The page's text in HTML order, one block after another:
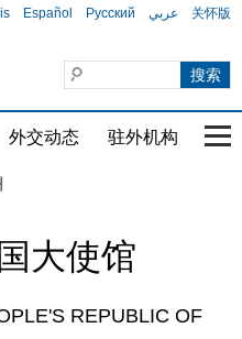
Español Русский عربي 关怀版
外交动态 驻外机构 国
大使馆
REPUBLIC OF